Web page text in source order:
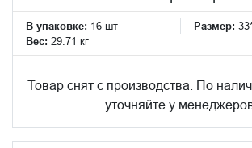
В упаковке: 16 шт Размер:
Вес: 29.71 кг
Товар снят с производства. По
уточняйте у